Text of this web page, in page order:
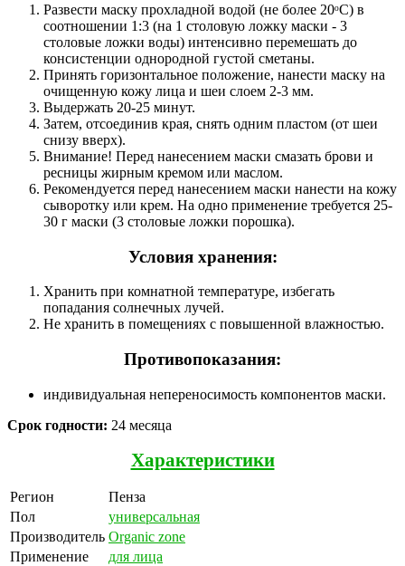
Развести маску прохладной водой (не более 20ᵒС) в
соотношении 1:3 (на 1 столовую ложку маски - 3
столовые ложки воды) интенсивно перемешать до
консистенции однородной густой сметаны.
Принять горизонтальное положение, нанести маску на
очищенную кожу лица и шеи слоем 2-3 мм.
Выдержать 20-25 минут.
Затем, отсоединив края, снять одним пластом (от шеи
снизу вверх).
Внимание! Перед нанесением маски смазать брови и
ресницы жирным кремом или маслом.
Рекомендуется перед нанесением маски нанести на кожу
сыворотку или крем. На одно применение требуется 25-
30 г маски (3 столовые ложки порошка).
Условия хранения:
Хранить при комнатной температуре, избегать
попадания солнечных лучей.
Не хранить в помещениях с повышенной влажностью.
Противопоказания:
индивидуальная непереносимость компонентов маски.
Срок годности: 24 месяца
Характеристики
Регион
Пенза
Пол
универсальная
Производитель Organic zone
Применение
для лица